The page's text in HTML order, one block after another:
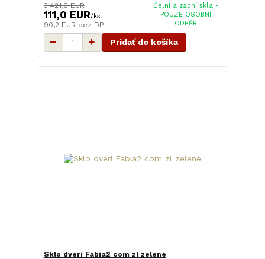
3 421,6 EUR
111,0 EUR/ks
90,2 EUR bez DPH
Čelní a zadní skla -
POUZE OSOBNÍ
ODBĚR
Pridať do košíka
Sklo dverí Fabia2 com zl zelené